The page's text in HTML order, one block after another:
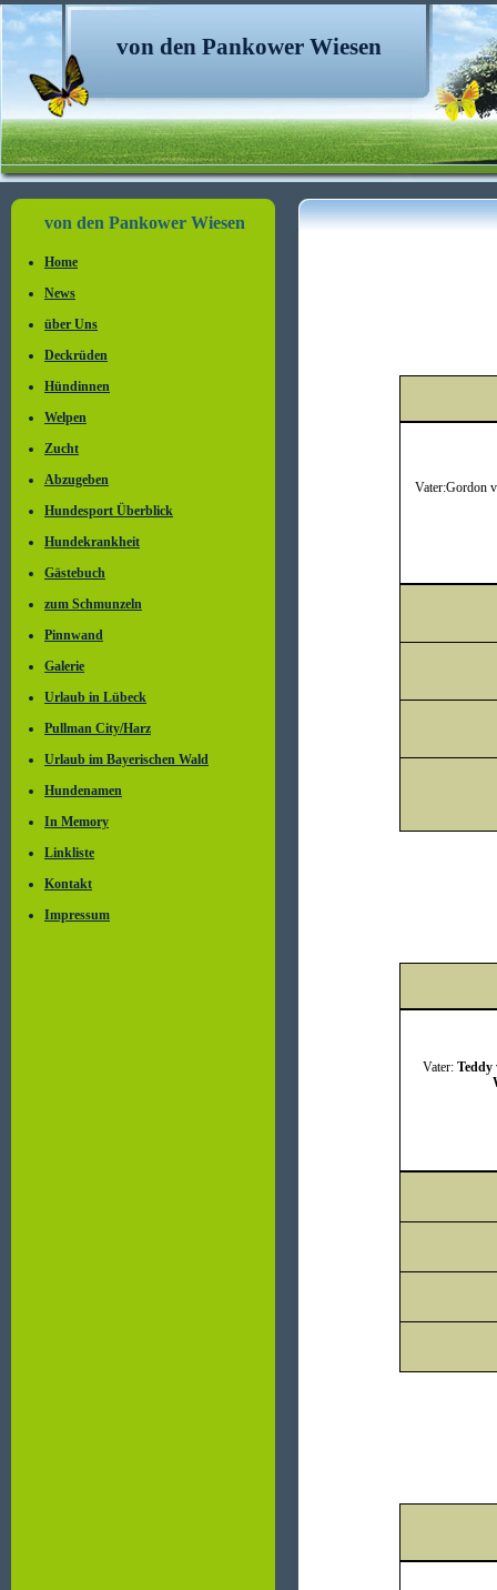
von den Pankower Wiesen
von den Pankower Wiesen
Home
News
über Uns
Deckrüden
Hündinnen
Welpen
Zucht
Abzugeben
Hundesport Überblick
Hundekrankheit
Gästebuch
zum Schmunzeln
Pinnwand
Galerie
Urlaub in Lübeck
Pullman City/Harz
Urlaub im Bayerischen Wald
Hundenamen
In Memory
Linkliste
Kontakt
Impressum
Vater:Gordon
Vater: Teddy